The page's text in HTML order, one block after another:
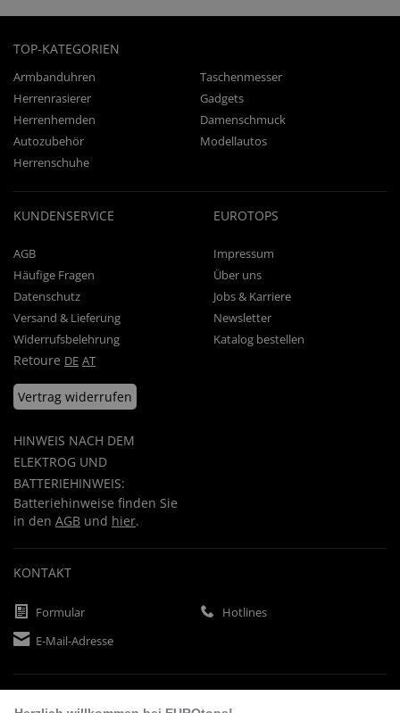
TOP-KATEGORIEN
Armbanduhren
Taschenmesser
Herrenrasierer
Gadgets
Herrenhemden
Damenschmuck
Autozubehör
Modellautos
Herrenschuhe
KUNDENSERVICE
AGB
Häufige Fragen
Datenschutz
Versand & Lieferung
Widerrufsbelehrung
Retoure DE AT
Vertrag widerrufen
HINWEIS NACH DEM
ELEKTROG UND
BATTERIEHINWEIS:
Batteriehinweise finden Sie
in den AGB und hier.
EUROTOPS
Impressum
Über uns
Jobs & Karriere
Newsletter
Katalog bestellen
KONTAKT
Formular
Hotlines
E-Mail-Adresse